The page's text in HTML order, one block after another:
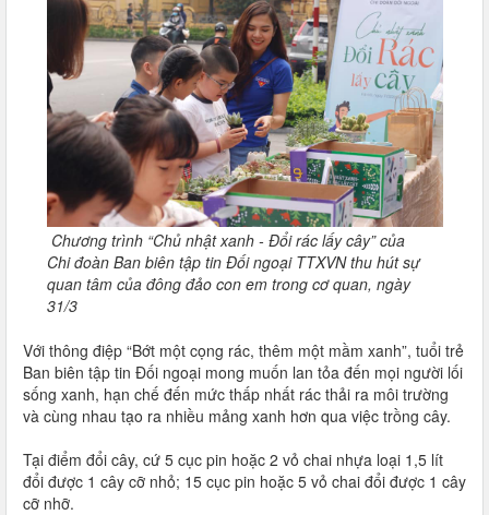
Chương trình “Chủ nhật xanh - Đổi rác lấy cây” của
Chi đoàn Ban biên tập tin Đối ngoại TTXVN thu hút sự
quan tâm của đông đảo con em trong cơ quan, ngày
31/3
Với thông điệp “Bớt một cọng rác, thêm một mầm xanh”, tuổi trẻ
Ban biên tập tin Đối ngoại mong muốn lan tỏa đến mọi người lối
sống xanh, hạn chế đến mức thấp nhất rác thải ra môi trường
và cùng nhau tạo ra nhiều mảng xanh hơn qua việc trồng cây.
Tại điểm đổi cây, cứ 5 cục pin hoặc 2 vỏ chai nhựa loại 1,5 lít
đổi được 1 cây cỡ nhỏ; 15 cục pin hoặc 5 vỏ chai đổi được 1 cây
cỡ nhỡ.